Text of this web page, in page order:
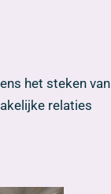
het steken van
relaties